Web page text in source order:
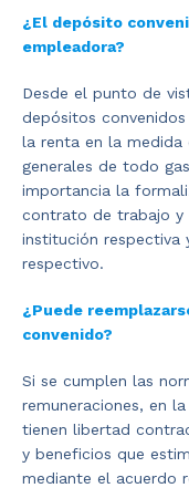
¿El depósito
empleadora?
Desde el punto de
depósitos
la renta en la medida
generales de todo
importancia la
contrato de trabajo y
institución respectiva
respectivo.
¿Puede
convenido?
Si se cumplen las
remuneraciones, en
tienen libertad
y beneficios que
mediante el acuerdo